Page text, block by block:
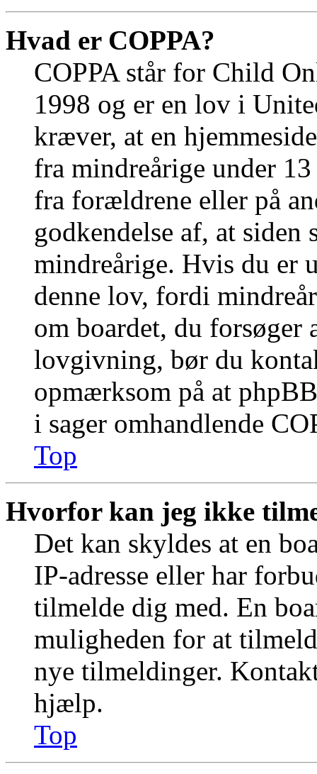
Hvad er COPPA?
COPPA står for Child
1998 og er en lov i
kræver, at en
fra mindreårige under
fra forældrene eller på
godkendelse af, at
mindreårige. Hvis du er
denne lov, fordi
om boardet, du forsøger
lovgivning, bør du
opmærksom på at
i sager omhandlende
Top
Hvorfor kan jeg ikke
Det kan skyldes at en
IP-adresse eller har
tilmelde dig med. En
muligheden for at
nye tilmeldinger.
hjælp.
Top